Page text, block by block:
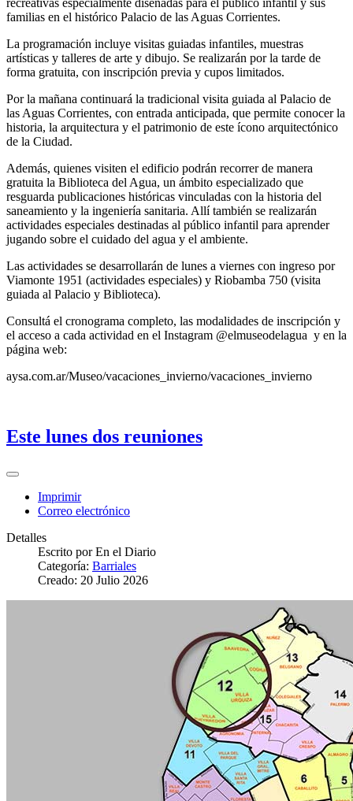
familias en el histórico Palacio de las Aguas Corrientes.
La programación incluye visitas guiadas infantiles, muestras
artísticas y talleres de arte y dibujo. Se realizarán por la tarde de
forma gratuita, con inscripción previa y cupos limitados.
Por la mañana continuará la tradicional visita guiada al Palacio de
las Aguas Corrientes, con entrada anticipada, que permite conocer la
historia, la arquitectura y el patrimonio de este ícono arquitectónico
de la Ciudad.
Además, quienes visiten el edificio podrán recorrer de manera
gratuita la Biblioteca del Agua, un ámbito especializado que
resguarda publicaciones históricas vinculadas con la historia del
saneamiento y la ingeniería sanitaria. Allí también se realizarán
actividades especiales destinadas al público infantil para aprender
jugando sobre el cuidado del agua y el ambiente.
Las actividades se desarrollarán de lunes a viernes con ingreso por
Viamonte 1951 (actividades especiales) y Riobamba 750 (visita
guiada al Palacio y Biblioteca).
Consultá el cronograma completo, las modalidades de inscripción y
el acceso a cada actividad en el Instagram @elmuseodelagua y en la
página web:
aysa.com.ar/Museo/vacaciones_invierno/vacaciones_invierno
Este lunes dos reuniones
Imprimir
Correo electrónico
Detalles
Escrito porEn el Diario
Categoría: Barriales
Creado: 20 Julio 2026